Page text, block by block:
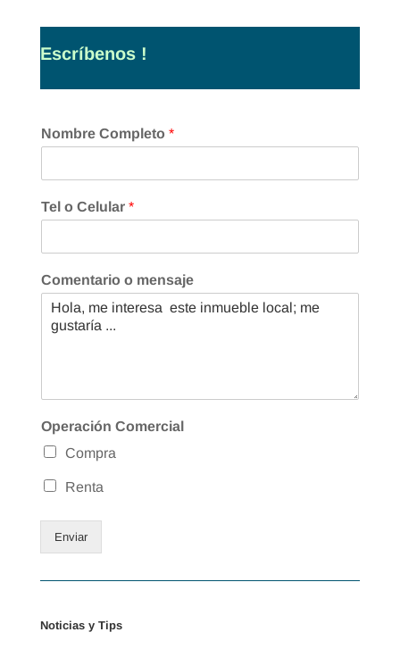
Escríbenos !
Nombre Completo *
Tel o Celular *
Comentario o mensaje
Operación Comercial
Compra
Renta
Enviar
Noticias y Tips